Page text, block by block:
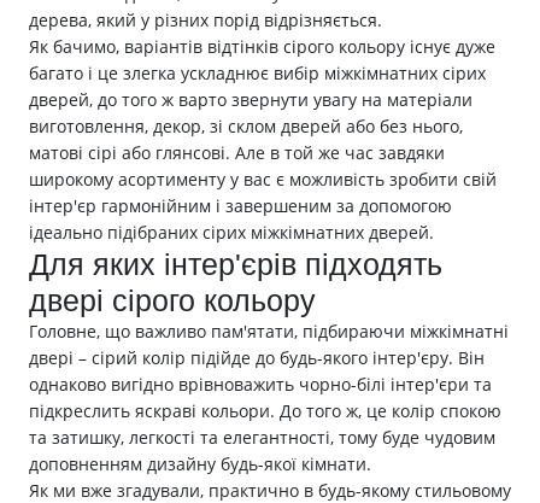
дерева, який у різних порід відрізняється.
Як бачимо, варіантів відтінків сірого кольору існує дуже
багато і це злегка ускладнює вибір міжкімнатних сірих
дверей, до того ж варто звернути увагу на матеріали
виготовлення, декор, зі склом дверей або без нього,
матові сірі або глянсові. Але в той же час завдяки
широкому асортименту у вас є можливість зробити свій
інтер'єр гармонійним і завершеним за допомогою
ідеально підібраних сірих міжкімнатних дверей.
Для яких інтер'єрів підходять
двері сірого кольору
Головне, що важливо пам'ятати, підбираючи міжкімнатні
двері – сірий колір підійде до будь-якого інтер'єру. Він
однаково вигідно врівноважить чорно-білі інтер'єри та
підкреслить яскраві кольори. До того ж, це колір спокою
та затишку, легкості та елегантності, тому буде чудовим
доповненням дизайну будь-якої кімнати.
Як ми вже згадували, практично в будь-якому стильовому